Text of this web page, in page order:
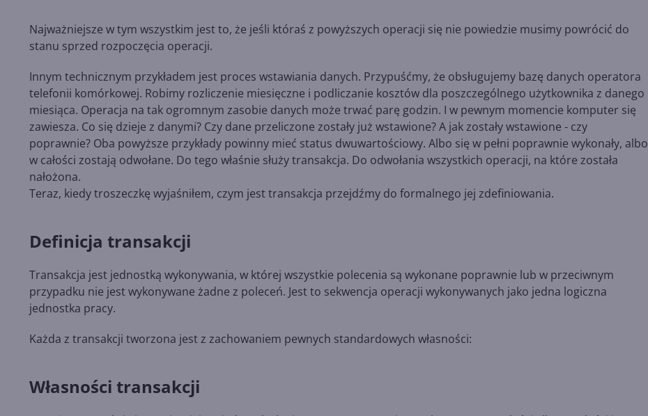
Najważniejsze w tym wszystkim jest to, że jeśli któraś z powyższych operacji się nie powiedzie musimy powrócić do
stanu sprzed rozpoczęcia operacji.
Innym technicznym przykładem jest proces wstawiania danych. Przypuśćmy, że obsługujemy bazę danych operatora
telefonii komórkowej. Robimy rozliczenie miesięczne i podliczanie kosztów dla poszczególnego użytkownika z danego
miesiąca. Operacja na tak ogromnym zasobie danych może trwać parę godzin. I w pewnym momencie komputer się
zawiesza. Co się dzieje z danymi? Czy dane przeliczone zostały już wstawione? A jak zostały wstawione - czy
poprawnie? Oba powyższe przykłady powinny mieć status dwuwartościowy. Albo się w pełni poprawnie wykonały, albo
w całości zostają odwołane. Do tego właśnie służy transakcja. Do odwołania wszystkich operacji, na które została
nałożona.
Teraz, kiedy troszeczkę wyjaśniłem, czym jest transakcja przejdźmy do formalnego jej zdefiniowania.
Definicja transakcji
Transakcja jest jednostką wykonywania, w której wszystkie polecenia są wykonane poprawnie lub w przeciwnym
przypadku nie jest wykonywane żadne z poleceń. Jest to sekwencja operacji wykonywanych jako jedna logiczna
jednostka pracy.
Każda z transakcji tworzona jest z zachowaniem pewnych standardowych własności:
Własności transakcji